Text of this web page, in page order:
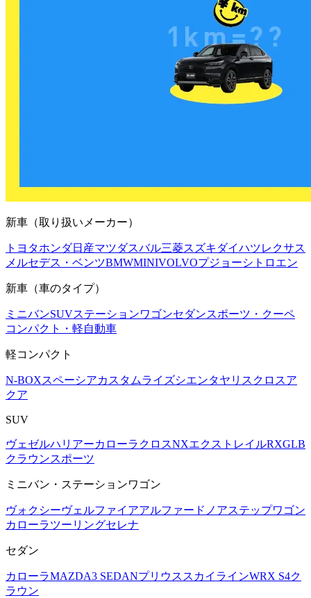
新車（取り扱いメーカー）
トヨタホンダ日産マツダスバル三菱スズキ ダイハツレクサス
メルセデス・ベンツBMWMINIVOLVOプジョーシトロエン
新車（車のタイプ）
ミニバンSUVステーションワゴンセダンスポーツ・クーペ
コンパクト・軽自動車
軽コンパクト
N-BOXスペーシアカスタムライズシエンタヤリスクロスア
クア
SUV
ヴェゼルハリアーカローラクロスNXエクストレイルRXGLB
クラウンスポーツ
ミニバン・ステーションワゴン
ヴォクシーヴェルファイアアルファード ノアステップワゴン
カローラツーリングセレナ
セダン
カローラMAZDA3 SEDANプリウス スカイラインWRX S4ク
ラウン